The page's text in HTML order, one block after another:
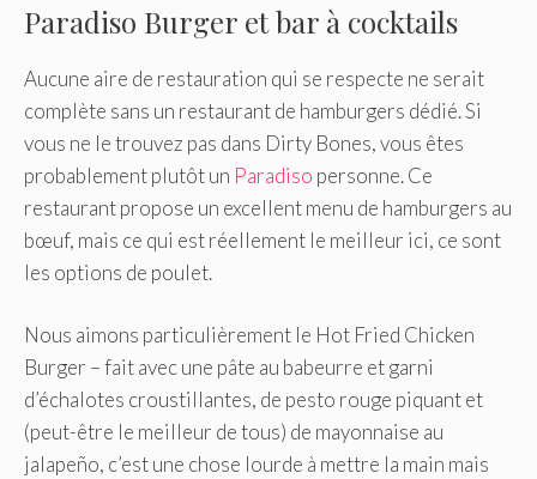
Paradiso Burger et bar à cocktails
Aucune aire de restauration qui se respecte ne serait
complète sans un restaurant de hamburgers dédié. Si
vous ne le trouvez pas dans Dirty Bones, vous êtes
probablement plutôt un Paradiso personne. Ce
restaurant propose un excellent menu de hamburgers au
bœuf, mais ce qui est réellement le meilleur ici, ce sont
les options de poulet.
Nous aimons particulièrement le Hot Fried Chicken
Burger – fait avec une pâte au babeurre et garni
d’échalotes croustillantes, de pesto rouge piquant et
(peut-être le meilleur de tous) de mayonnaise au
jalapeño, c’est une chose lourde à mettre la main mais